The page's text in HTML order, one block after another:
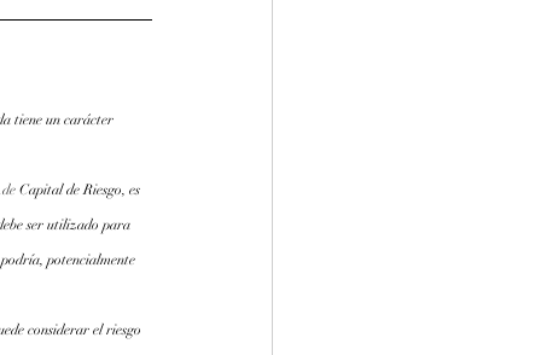
tiene un carácter
Capital de Riesgo, es
ser utilizado para
potencialmente
considerar el riesgo